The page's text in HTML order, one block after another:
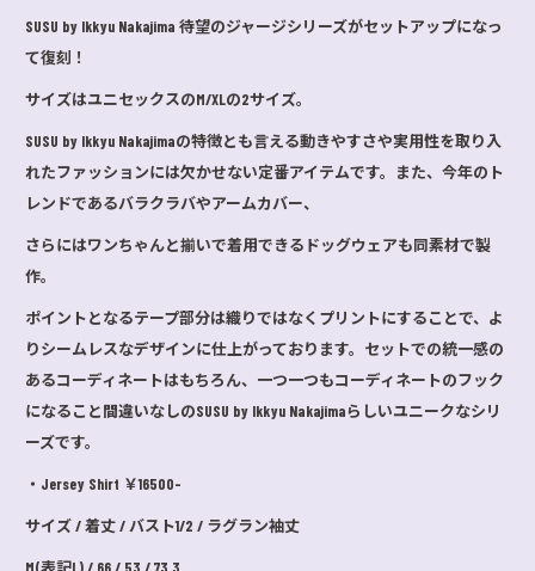
SUSU by Ikkyu Nakajima 待望のジャージシリーズがセットアップになっ
て復刻！
サイズはユニセックスのM/XLの2サイズ。
SUSU by Ikkyu Nakajimaの特徴とも言える動きやすさや実用性を取り入
れたファッションには欠かせない定番アイテムです。また、今年のト
レンドであるバラクラバやアームカバー、
さらにはワンちゃんと揃いで着用できるドッグウェアも同素材で製
作。
ポイントとなるテープ部分は織りではなくプリントにすることで、よ
りシームレスなデザインに仕上がっております。セットでの統一感の
あるコーディネートはもちろん、一つ一つもコーディネートのフック
になること間違いなしのSUSU by Ikkyu Nakajimaらしいユニークなシリ
ーズです。
・Jersey Shirt ￥16500-
サイズ / 着丈 / バスト1/2 / ラグラン袖丈